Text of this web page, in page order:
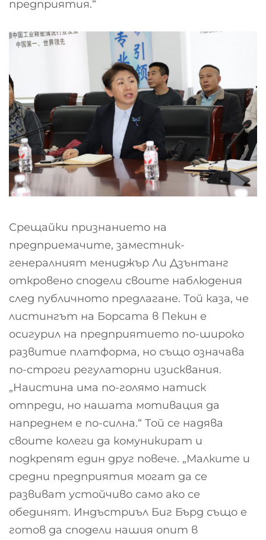
предприятия.“
Срещайки признанието на
предприемачите, заместник-
генералният мениджър Ли Дзънтанг
откровено сподели своите наблюдения
след публичното предлагане. Той каза, че
листингът на Борсата в Пекин е
осигурил на предприятието по-широко
развитие платформа, но също означава
по-строги регулаторни изисквания.
„Наистина има по-голямо натиск
отпреди, но нашата мотивация да
напреднем е по-силна.“ Той се надява
своите колеги да комуникират и
подкрепят един друг повече. „Малките и
средни предприятия могат да се
развиват устойчиво само ако се
обединят. Индъстриъл Биг Бърд също е
готов да сподели нашия опит в